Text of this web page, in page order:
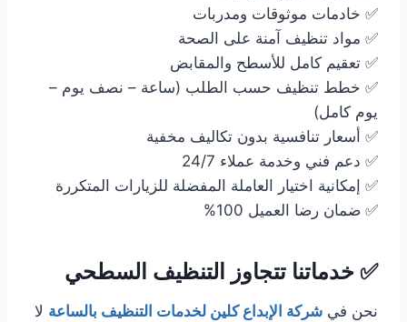
✅ خادمات موثوقات ومدربات
✅ مواد تنظيف آمنة على الصحة
✅ تعقيم كامل للأسطح والمقابض
✅ خطط تنظيف حسب الطلب (ساعة – نصف يوم –
يوم كامل)
✅ أسعار تنافسية بدون تكاليف مخفية
✅ دعم فني وخدمة عملاء 24/7
✅ إمكانية اختيار العاملة المفضلة للزيارات المتكررة
✅ ضمان رضا العميل 100%
✅ خدماتنا تتجاوز التنظيف السطحي
نحن في شركة الإبداع كلين لخدمات التنظيف بالساعة لا